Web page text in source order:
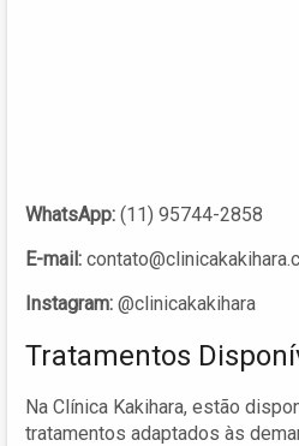
WhatsApp: (11) 95744-2858
E-mail:
Instagram: @clinicakakihara
Tratamentos
Na Clínica Kakihara, estão
tratamentos adaptados às